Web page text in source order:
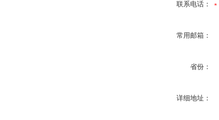
联系电话：
常用邮箱：
省份：
详细地址：